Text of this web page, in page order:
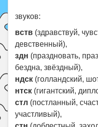
звуков:
вств (здравствуй,
девственный),
здн (праздновать,
бездна, звёздный),
ндск (голландский,
нтск (гигантский,
стл (постланный,
участливый),